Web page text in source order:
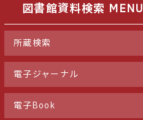
図書館資料検索 MENU
所蔵検索
電子ジャーナル
電子Book